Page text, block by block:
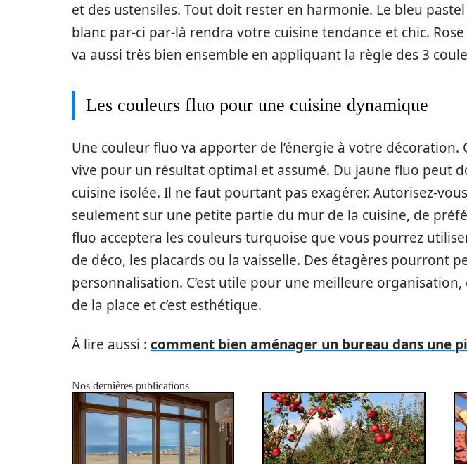
et des ustensiles. Tout doit rester en harmonie. Le bleu
blanc par-ci par-là rendra votre cuisine tendance et chic.
va aussi très bien ensemble en appliquant la règle des 3
Les couleurs fluo pour une cuisine dynamique
Une couleur fluo va apporter de l’énergie à votre
vive pour un résultat optimal et assumé. Du jaune fluo peut
cuisine isolée. Il ne faut pourtant pas exagérer. Autorisez-
seulement sur une petite partie du mur de la cuisine, de
fluo acceptera les couleurs turquoise que vous pourrez
de déco, les placards ou la vaisselle. Des étagères pourront
personnalisation. C’est utile pour une meilleure
de la place et c’est esthétique.
À lire aussi : comment bien aménager un bureau dans une
Nos dernières publications